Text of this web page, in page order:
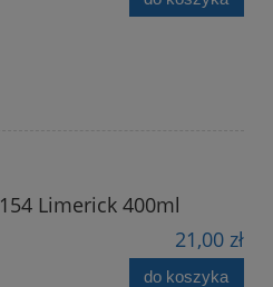
Limerick 400ml
21,00 zł
do koszyka